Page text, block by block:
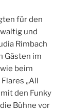
für den
und
Rimbach
Gästen im
beim
„All
den Funky
Bühne vor